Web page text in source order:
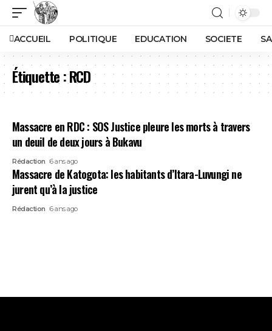
ACCUEIL POLITIQUE EDUCATION SOCIETE
Étiquette :RCD
Massacre en RDC : SOS Justice pleure les morts à travers
un deuil de deux jours à Bukavu
Rédaction 6 ans ago
Massacre de Katogota: les habitants d’Itara-Luvungi ne
jurent qu’à la justice
Rédaction 6 ans ago